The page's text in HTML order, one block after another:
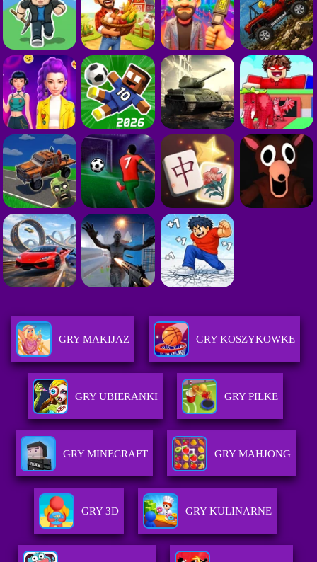
GRY MAKIJAZ GRY KOSZYKOWKE
GRY UBIERANKI GRY PILKE
GRY MINECRAFT GRY MAHJONG
GRY 3D GRY KULINARNE